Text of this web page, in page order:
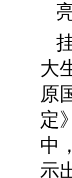
大
原
定
中
示